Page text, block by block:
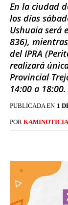
En la ciudad
los días
Ushuaia será
836),
del IPRA
realizará
Provincial
14:00 a 18:00.
PUBLICADA EN 1
POR